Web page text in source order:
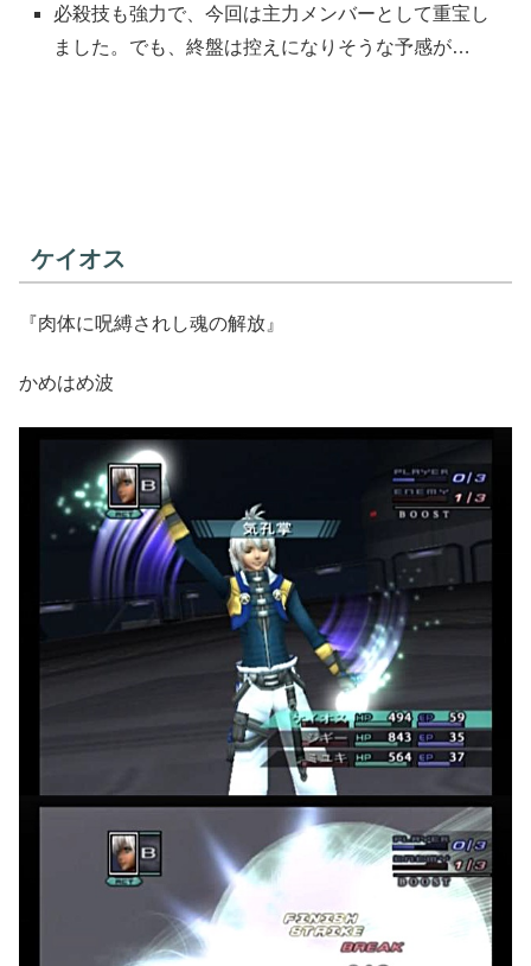
必殺技も強力で、今回は主力メンバーとして重宝し
ました。でも、終盤は控えになりそうな予感が…
ケイオス
『肉体に呪縛されし魂の解放』
かめはめ波